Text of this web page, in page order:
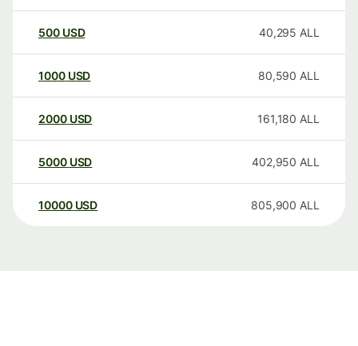
500 USD 40,295 ALL
1000 USD 80,590 ALL
2000 USD 161,180 ALL
5000 USD 402,950 ALL
10000 USD 805,900 ALL